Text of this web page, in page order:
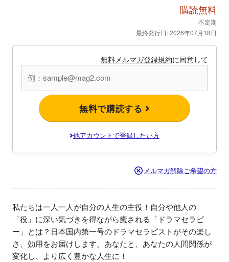
購読無料
不定期
最終発行日: 2026年07月18日
無料メルマガ登録規約に同意して
無料で購読する
他アカウントで登録したい方
メルマガ解除ご希望の方
私たちは一人一人が自分の人生の主役！自分や他人の
「役」に深い気づきを得ながら癒される「ドラマセラピ
ー」とは？日本国内第一号のドラマセラピストがその楽し
さ、効用をお届けします。あなたと、あなたの人間関係が
変化し、より広く豊かな人生に！